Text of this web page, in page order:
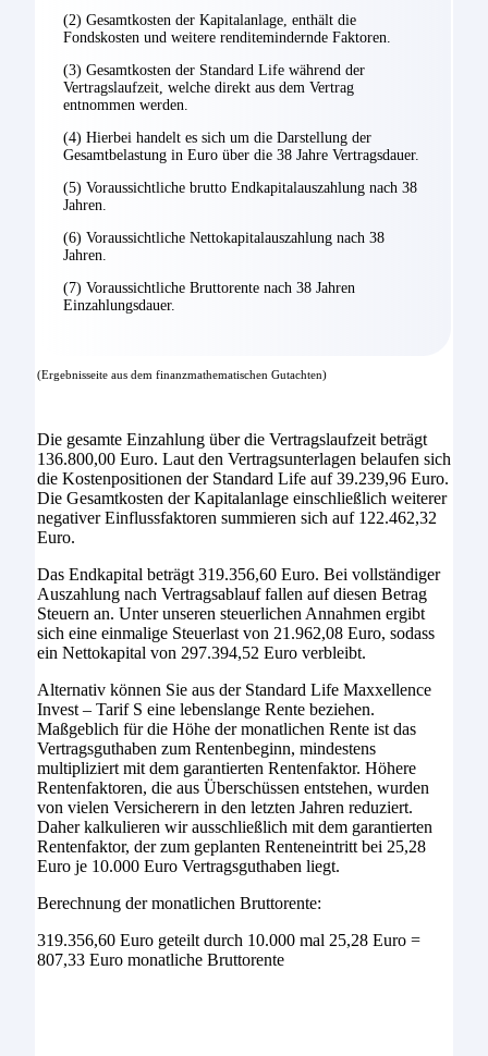
(2) Gesamtkosten der Kapitalanlage, enthält die
Fondskosten und weitere renditemindernde Faktoren.
(3) Gesamtkosten der Standard Life während der
Vertragslaufzeit, welche direkt aus dem Vertrag
entnommen werden.
(4) Hierbei handelt es sich um die Darstellung der
Gesamtbelastung in Euro über die 38 Jahre Vertragsdauer.
(5) Voraussichtliche brutto Endkapitalauszahlung nach 38
Jahren.
(6) Voraussichtliche Nettokapitalauszahlung nach 38
Jahren.
(7) Voraussichtliche Bruttorente nach 38 Jahren
Einzahlungsdauer.
(Ergebnisseite aus dem finanzmathematischen Gutachten)
Die gesamte Einzahlung über die Vertragslaufzeit beträgt
136.800,00 Euro. Laut den Vertragsunterlagen belaufen sich
die Kostenpositionen der Standard Life auf 39.239,96 Euro.
Die Gesamtkosten der Kapitalanlage einschließlich weiterer
negativer Einflussfaktoren summieren sich auf 122.462,32
Euro.
Das Endkapital beträgt 319.356,60 Euro. Bei vollständiger
Auszahlung nach Vertragsablauf fallen auf diesen Betrag
Steuern an. Unter unseren steuerlichen Annahmen ergibt
sich eine einmalige Steuerlast von 21.962,08 Euro, sodass
ein Nettokapital von 297.394,52 Euro verbleibt.
Alternativ können Sie aus der Standard Life Maxxellence
Invest – Tarif S eine lebenslange Rente beziehen.
Maßgeblich für die Höhe der monatlichen Rente ist das
Vertragsguthaben zum Rentenbeginn, mindestens
multipliziert mit dem garantierten Rentenfaktor. Höhere
Rentenfaktoren, die aus Überschüssen entstehen, wurden
von vielen Versicherern in den letzten Jahren reduziert.
Daher kalkulieren wir ausschließlich mit dem garantierten
Rentenfaktor, der zum geplanten Renteneintritt bei 25,28
Euro je 10.000 Euro Vertragsguthaben liegt.
Berechnung der monatlichen Bruttorente:
319.356,60 Euro geteilt durch 10.000 mal 25,28 Euro =
807,33 Euro monatliche Bruttorente